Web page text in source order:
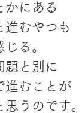
かにある
進むやつも
る。
題と別に
進むことが
うのです。